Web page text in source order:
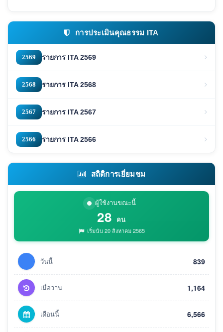
การประเมินคุณธรรม ITA
2569 รายการ ITA 2569
2568 รายการ ITA 2568
2567 รายการ ITA 2567
2566 รายการ ITA 2566
สถิติการเยี่ยมชม
ผู้ใช้งานขณะนี้
28 คน
เริ่มนับ 20 สิงหาคม 2565
วันนี้ 839
เมื่อวาน 1,164
เดือนนี้ 6,566